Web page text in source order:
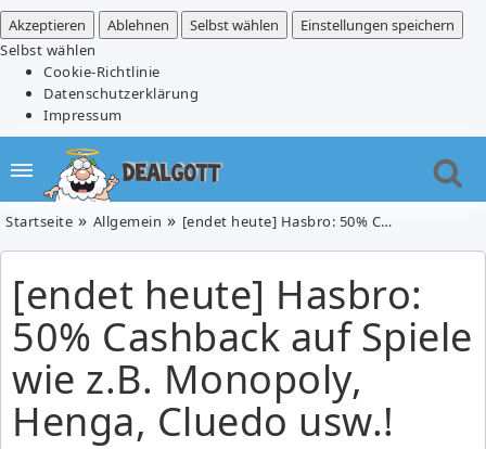
Akzeptieren
Ablehnen Selbst wählen
Einstellungen speichern
Selbst wählen
Cookie-Richtlinie
Datenschutzerklärung
Impressum
Startseite Allgemein [endet heute] Hasbro: 50% Cashback auf Spiele wie z.B. Monopoly, Henga, Cluedo usw.!
[endet heute] Hasbro:
50% Cashback auf Spiele
wie z.B. Monopoly,
Henga, Cluedo usw.!